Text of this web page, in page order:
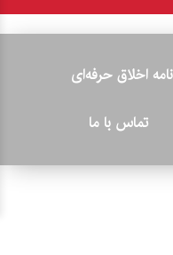
اخلاق حرفه‌ای
تماس با ما